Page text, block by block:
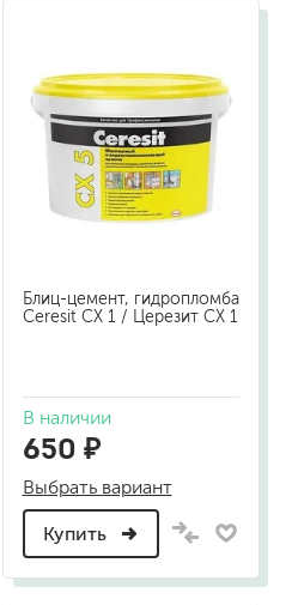
патина
мрамора)
вихрей)
арт-бетон
(эффект трещин)
Блиц-цемент, гидропломба
Ceresit СХ 1 / Церезит СХ 1
В наличии
650 ₽
Выбрать вариант
Купить